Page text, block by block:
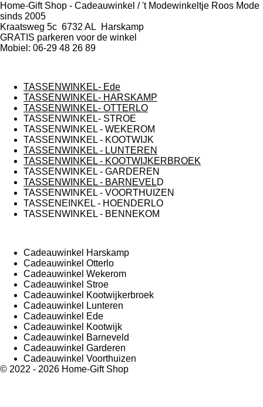
Home-Gift Shop - Cadeauwinkel / 't Modewinkeltje Roos Mode
sinds 2005
Kraatsweg 5c 6732 AL Harskamp
GRATIS parkeren voor de winkel
Mobiel: 06-29 48 26 89
TASSENWINKEL- Ede
TASSENWINKEL- HARSKAMP
TASSENWINKEL- OTTERLO
TASSENWINKEL- STROE
TASSENWINKEL - WEKEROM
TASSENWINKEL - KOOTWIJK
TASSENWINKEL - LUNTEREN
TASSENWINKEL - KOOTWIJKERBROEK
TASSENWINKEL - GARDEREN
TASSENWINKEL - BARNEVELD
TASSENWINKEL - VOORTHUIZEN
TASSENEINKEL - HOENDERLO
TASSENWINKEL - BENNEKOM
Cadeauwinkel Harskamp
Cadeauwinkel Otterlo
Cadeauwinkel Wekerom
Cadeauwinkel Stroe
Cadeauwinkel Kootwijkerbroek
Cadeauwinkel Lunteren
Cadeauwinkel Ede
Cadeauwinkel Kootwijk
Cadeauwinkel Barneveld
Cadeauwinkel Garderen
Cadeauwinkel Voorthuizen
© 2022 - 2026 Home-Gift Shop